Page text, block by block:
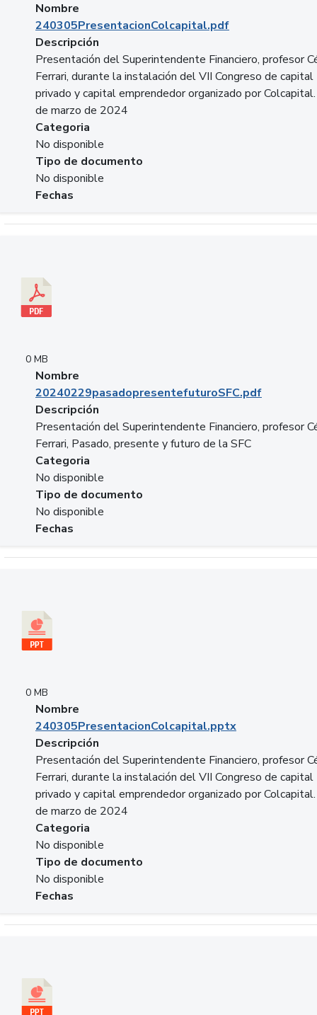
Nombre
240305PresentacionColcapital.pdf
Descripción
Presentación del Superintendente Financiero, profesor
Ferrari, durante la instalación del VII Congreso de capital
privado y capital emprendedor organizado por
de marzo de 2024
Categoria
No disponible
Tipo de documento
No disponible
Fechas
0 MB
Nombre
20240229pasadopresentefuturoSFC.pdf
Descripción
Presentación del Superintendente Financiero, profesor
Ferrari, Pasado, presente y futuro de la SFC
Categoria
No disponible
Tipo de documento
No disponible
Fechas
0 MB
Nombre
240305PresentacionColcapital.pptx
Descripción
Presentación del Superintendente Financiero, profesor
Ferrari, durante la instalación del VII Congreso de capital
privado y capital emprendedor organizado por
de marzo de 2024
Categoria
No disponible
Tipo de documento
No disponible
Fechas